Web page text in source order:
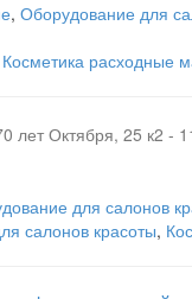
, Оборудование для
Косметика расходные
лет Октября, 25 к2 -
для салонов
салонов красоты,